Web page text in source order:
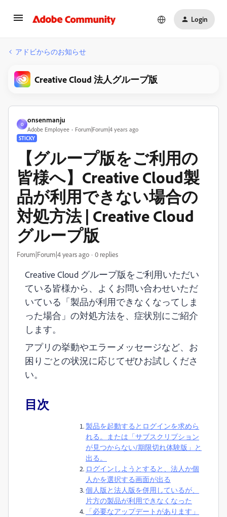
Login
アドビからのお知らせ
Creative Cloud 法人グループ版
O
onsenmanju
Adobe Employee Forum|Forum|4 years ago
STICKY
【グループ版をご利用の
皆様へ】Creative Cloud製
品が利用できない場合の
対処方法 | Creative Cloud
グループ版
Forum|Forum|4 years ago 0 replies
Creative Cloud グループ版をご利用いただい
ている皆様から、よくお問い合わせいただ
いている「製品が利用できなくなってしま
った場合」の対処方法を、症状別にご紹介
します。
アプリの挙動やエラーメッセージなど、お
困りごとの状況に応じてぜひお試しくださ
い。
目次
製品を起動するとログインを求めら
れる。または「サブスクリプション
が見つからない/期限切れ体験版」と
出る。
ログインしようとすると、法人か個
人かを選択する画面が出る
個人版と法人版を併用しているが、
片方の製品が利用できなくなった
「必要なアップデートがあります」